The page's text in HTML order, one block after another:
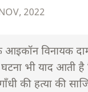
2022
आइकॉन विनायक
भी याद आती है
की हत्या की